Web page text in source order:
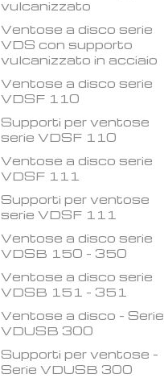
vulcanizzato
Ventose a disco serie
VDS con supporto
vulcanizzato in acciaio
Ventose a disco serie
VDSF 110
Supporti per ventose
serie VDSF 110
Ventose a disco serie
VDSF 111
Supporti per ventose
serie VDSF 111
Ventose a disco serie
VDSB 150 - 350
Ventose a disco serie
VDSB 151 - 351
Ventose a disco - Serie
VDUSB 300
Supporti per ventose -
Serie VDUSB 300